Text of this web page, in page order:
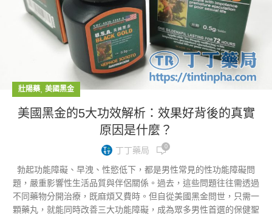
壯陽藥 美國黑金
美國黑金的5大功效解析：效果好背後的真實
原因是什麼？
丁丁藥局 0
勃起功能障礙、早洩、性慾低下，都是男性常見的性功能障礙問
題，嚴重影響性生活品質與伴侶關係。過去，這些問題往往需透過
不同藥物分開治療，既麻煩又費時。但自從美國黑金問世，只需一
顆藥丸，就能同時改善三大功能障礙，成為眾多男性首選的保健聖